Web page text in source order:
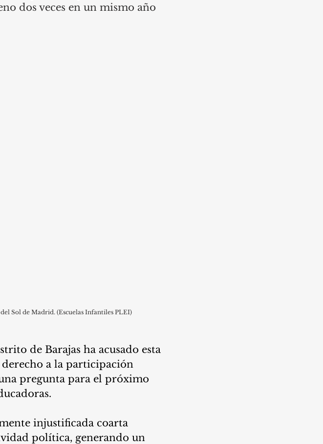
dos veces en un mismo año
Sol de Madrid. (Escuelas Infantiles PLEI)
de Barajas ha acusado esta
a la participación
pregunta para el próximo
injustificada coarta
política, generando un